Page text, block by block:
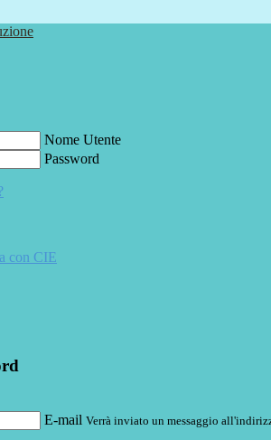
Nome Utente
Password
con CIE
E-mail Verrà inviato un messaggio